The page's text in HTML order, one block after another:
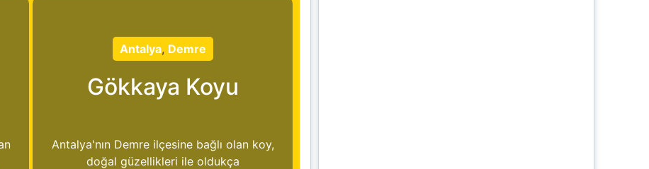
Antalya, Demre
Gökkaya Koyu
Antalya'nın Demre ilçesine bağlı olan koy,
doğal güzellikleri ile oldukça